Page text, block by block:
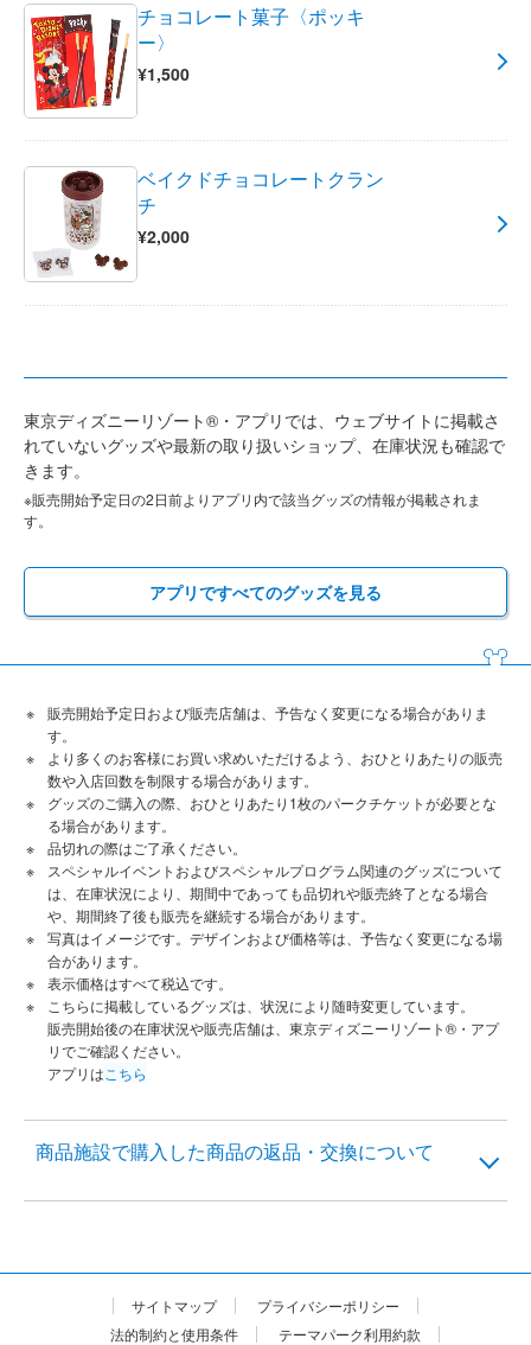
チョコレート菓子〈ポッキ
ー〉
¥1,500
ベイクドチョコレートクラン
チ
¥2,000
東京ディズニーリゾート®・アプリでは、ウェブサイトに掲載さ
れていないグッズや最新の取り扱いショップ、在庫状況も確認で
きます。
※販売開始予定日の2日前よりアプリ内で該当グッズの情報が掲載されま
す。
アプリですべてのグッズを見る
販売開始予定日および販売店舗は、予告なく変更になる場合がありま
す。
より多くのお客様にお買い求めいただけるよう、おひとりあたりの販売
数や入店回数を制限する場合があります。
グッズのご購入の際、おひとりあたり1枚のパークチケットが必要とな
る場合があります。
品切れの際はご了承ください。
スペシャルイベントおよびスペシャルプログラム関連のグッズについて
は、在庫状況により、期間中であっても品切れや販売終了となる場合
や、期間終了後も販売を継続する場合があります。
写真はイメージです。デザインおよび価格等は、予告なく変更になる場
合があります。
表示価格はすべて税込です。
こちらに掲載しているグッズは、状況により随時変更しています。
販売開始後の在庫状況や販売店舗は、東京ディズニーリゾート®・アプ
リでご確認ください。
アプリは こちら
商品施設で購入した商品の返品・交換について
サイトマップ
プライバシーポリシー
法的制約と使用条件
テーマパーク利用約款